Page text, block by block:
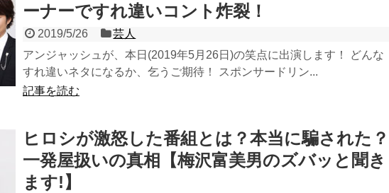
ーナーですれ違いコント炸裂！
2019/5/26
芸人
アンジャッシュが、本日(2019年5月26日)の笑点に出演します！ どんな
すれ違いネタになるか、乞うご期待！ スポンサードリン...
記事を読む
ヒロシが激怒した番組とは？本当に騙された？
一発屋扱いの真相【梅沢富美男のズバッと聞き
ます!】